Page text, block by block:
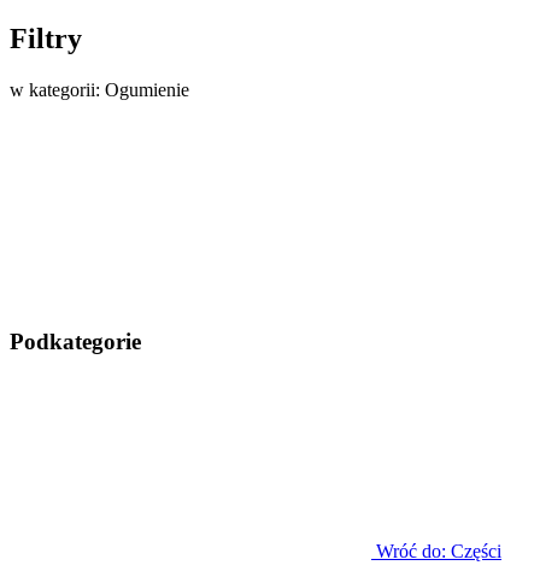
Filtry
w kategorii: Ogumienie
Podkategorie
Wróć do: Części